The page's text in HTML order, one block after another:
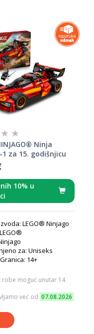
Ninja
za 15. godišnjicu
10% u
LEGO® Ninjago
za: Uniseks
14+
robe moguć unutar 14
već od 07.08.2026